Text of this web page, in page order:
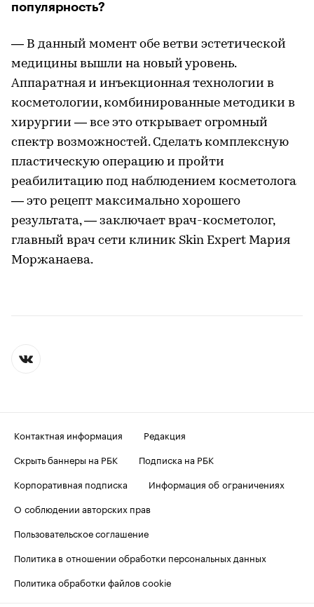
популярность?
— В данный момент обе ветви эстетической
медицины вышли на новый уровень.
Аппаратная и инъекционная технологии в
косметологии, комбинированные методики в
хирургии — все это открывает огромный
спектр возможностей. Сделать комплексную
пластическую операцию и пройти
реабилитацию под наблюдением косметолога
— это рецепт максимально хорошего
результата, — заключает врач-косметолог,
главный врач сети клиник Skin Expert Мария
Моржанаева.
Контактная информация
Редакция
Скрыть баннеры на РБК
Подписка на РБК
Корпоративная подписка
Информация об ограничениях
О соблюдении авторских прав
Пользовательское соглашение
Политика в отношении обработки персональных данных
Политика обработки файлов cookie